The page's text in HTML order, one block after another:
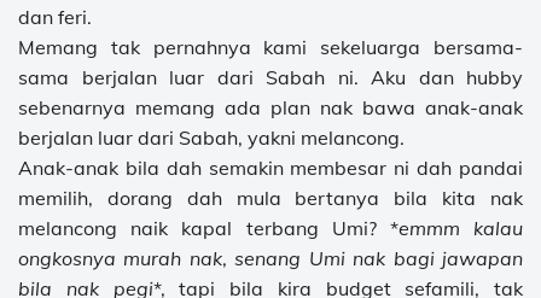
dan feri.
Memang tak pernahnya kami sekeluarga bersama-
sama berjalan luar dari Sabah ni. Aku dan hubby
sebenarnya memang ada plan nak bawa anak-anak
berjalan luar dari Sabah, yakni melancong.
Anak-anak bila dah semakin membesar ni dah pandai
memilih, dorang dah mula bertanya bila kita nak
melancong naik kapal terbang Umi? *emmm kalau
ongkosnya murah nak,senang Umi nak bagi jawapan
bila nak pegi*, tapi bila kira budget sefamili, tak